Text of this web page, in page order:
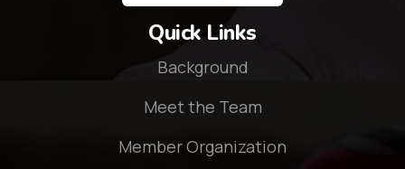
Quick Links
Background
Meet the Team
Member Organization